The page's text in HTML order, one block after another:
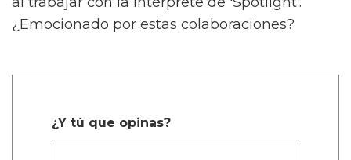
¿Emocionado por estas colaboraciones?
¿Y tú que opinas?